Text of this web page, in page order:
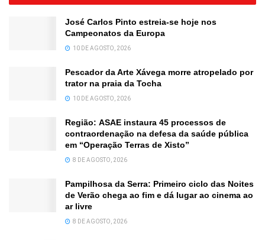
José Carlos Pinto estreia-se hoje nos
Campeonatos da Europa
10 DE AGOSTO, 2026
Pescador da Arte Xávega morre atropelado por
trator na praia da Tocha
10 DE AGOSTO, 2026
Região: ASAE instaura 45 processos de
contraordenação na defesa da saúde pública
em “Operação Terras de Xisto”
8 DE AGOSTO, 2026
Pampilhosa da Serra: Primeiro ciclo das Noites
de Verão chega ao fim e dá lugar ao cinema ao
ar livre
8 DE AGOSTO, 2026